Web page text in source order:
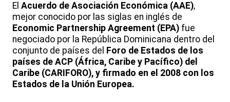
El Acuerdo de Asociación Económica (AAE),
mejor conocido por las siglas en inglés de
Economic Partnership Agreement (EPA) fue
negociado por la República Dominicana dentro del
conjunto de países del Foro de Estados de los
países de ACP (África, Caribe y Pacífico) del
Caribe (CARIFORO), y firmado en el 2008 con los
Estados de la Unión Europea.